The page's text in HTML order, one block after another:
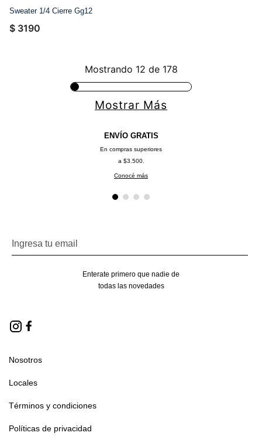
Sweater 1/4 Cierre Gg12
$ 3190
Mostrando 12 de 178
Mostrar Más
ENVÍO GRATIS
En compras superiores
a $3.500.
Conocé más
Enterate primero que nadie de
todas las novedades
Nosotros
Locales
Términos y condiciones
Políticas de privacidad